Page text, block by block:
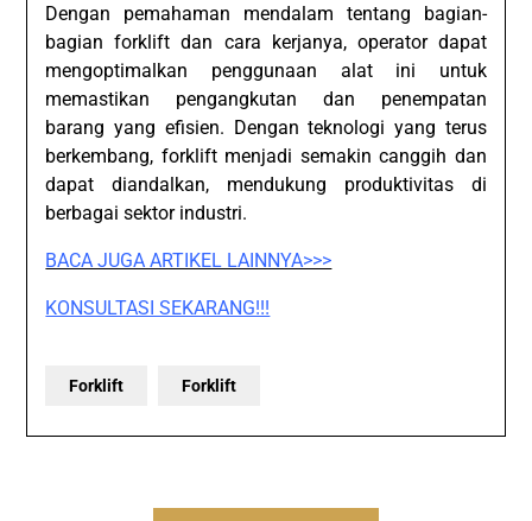
Dengan pemahaman mendalam tentang bagian-
bagian forklift dan cara kerjanya, operator dapat
mengoptimalkan penggunaan alat ini untuk
memastikan pengangkutan dan penempatan
barang yang efisien. Dengan teknologi yang terus
berkembang, forklift menjadi semakin canggih dan
dapat diandalkan, mendukung produktivitas di
berbagai sektor industri.
BACA JUGA ARTIKEL LAINNYA>>>
KONSULTASI SEKARANG!!!
Forklift Forklift